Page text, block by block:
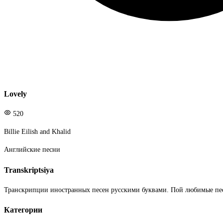
Lovely
520
Billie Eilish and Khalid
Английские песни
Transkriptsiya
Транскрипции иностранных песен русскими буквами. Пой любимые
Категории